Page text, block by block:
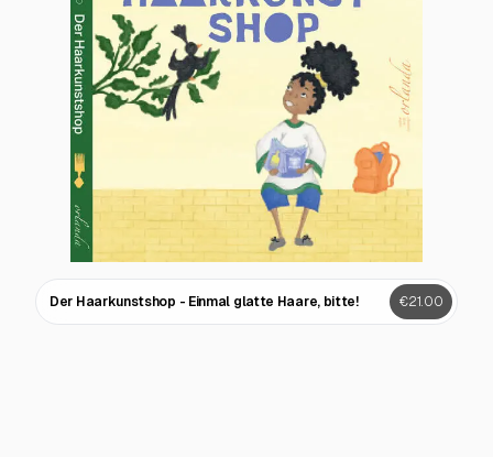
Der Haarkunstshop - Einmal glatte Haare, bitte! €21.00